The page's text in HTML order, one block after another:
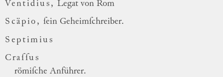
Ventidius, Legat von Rom
Scäpio, ſein Geheimſchreiber.
Septimius
Craſſus
römiſche Anführer.